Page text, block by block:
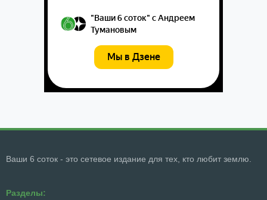
Ваши 6 соток - это сетевое издание для тех, кто любит землю.
Разделы: